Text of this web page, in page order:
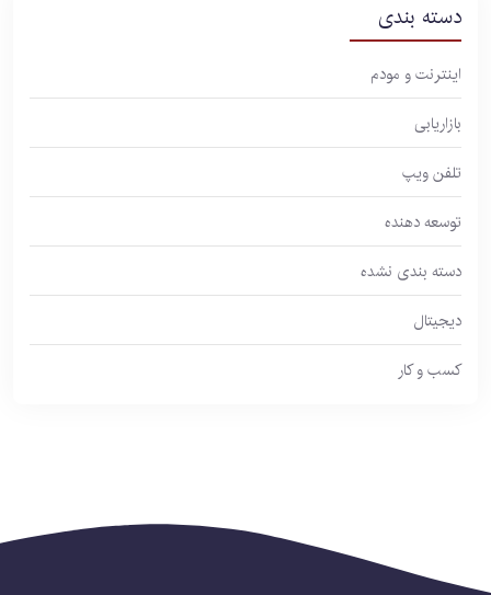
دسته بندی
اینترنت و مودم
بازاریابی
تلفن ویپ
توسعه دهنده
دسته بندی نشده
دیجیتال
کسب و کار